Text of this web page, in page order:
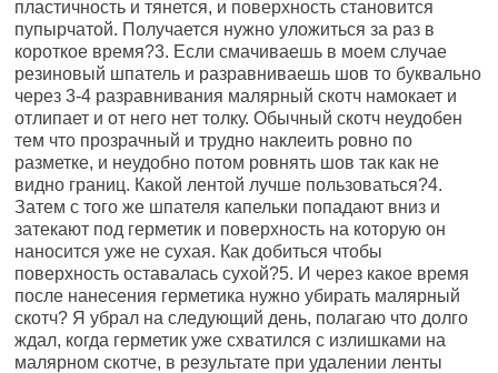
пластичность и тянется, и поверхность становится
пупырчатой. Получается нужно уложиться за раз в
короткое время?3. Если смачиваешь в моем случае
резиновый шпатель и разравниваешь шов то буквально
через 3-4 разравнивания малярный скотч намокает и
отлипает и от него нет толку. Обычный скотч неудобен
тем что прозрачный и трудно наклеить ровно по
разметке, и неудобно потом ровнять шов так как не
видно границ. Какой лентой лучше пользоваться?4.
Затем с того же шпателя капельки попадают вниз и
затекают под герметик и поверхность на которую он
наносится уже не сухая. Как добиться чтобы
поверхность оставалась сухой?5. И через какое время
после нанесения герметика нужно убирать малярный
скотч? Я убрал на следующий день, полагаю что долго
ждал, когда герметик уже схватился с излишками на
малярном скотче, в результате при удалении ленты